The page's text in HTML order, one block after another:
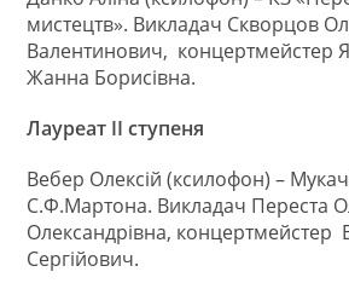
мистецтв». Викладач Скворцов
Валентинович, концертмейстер
Жанна Борисівна.
Лауреат ІІ ступеня
Вебер Олексій (ксилофон) –
С.Ф.Мартона. Викладач Переста
Олександрівна, концертмейстер
Сергійович.